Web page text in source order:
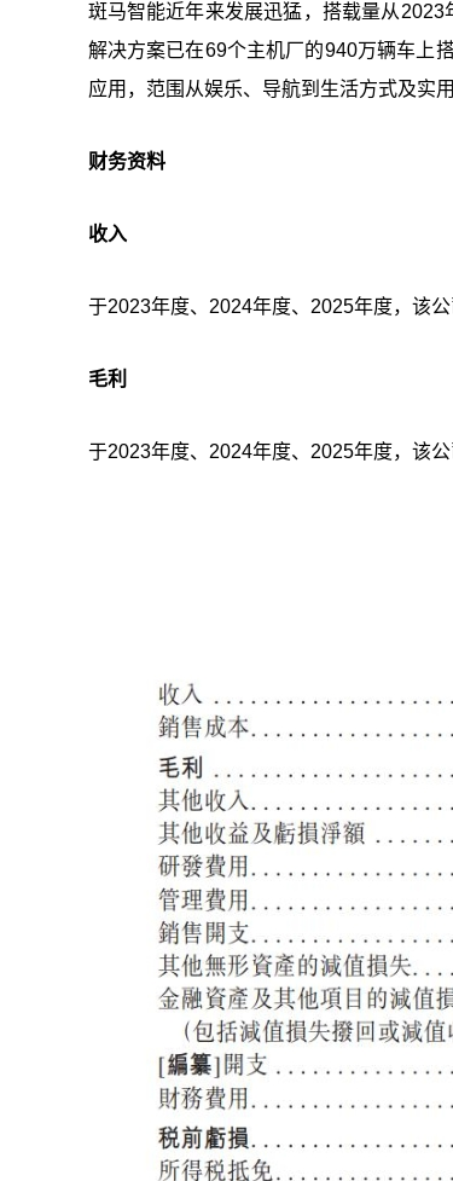
斑马智能近年来发展迅猛，搭载量从
解决方案已在69个主机厂的940万辆车上
应用，范围从娱乐、导航到生活方式及实用
财务资料
收入
于2023年度、2024年度、2025年度，该
毛利
于2023年度、2024年度、2025年度，该